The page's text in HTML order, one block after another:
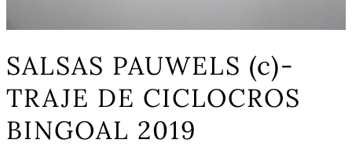
SALSAS PAUWELS (c)-
TRAJE DE CICLOCROS
BINGOAL 2019